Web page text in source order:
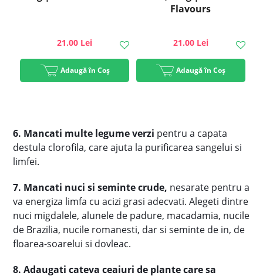
21.00 Lei
Adaugă în Coș
Flavours
21.00 Lei
Adaugă în Coș
6. Mancati multe legume verzi pentru a capata
destula clorofila, care ajuta la purificarea sangelui si
limfei.
7. Mancati nuci si seminte crude, nesarate pentru a
va energiza limfa cu acizi grasi adecvati. Alegeti dintre
nuci migdalele, alunele de padure, macadamia, nucile
de Brazilia, nucile romanesti, dar si seminte de in, de
floarea-soarelui si dovleac.
8. Adaugati cateva ceaiuri de plante care sa